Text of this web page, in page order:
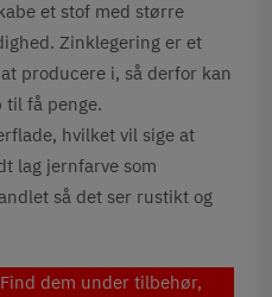
et stof med større
Zinklegering er et
producere i, så derfor kan
få penge.
hvilket vil sige at
lag jernfarve som
så det ser rustikt og
dem under tilbehør,